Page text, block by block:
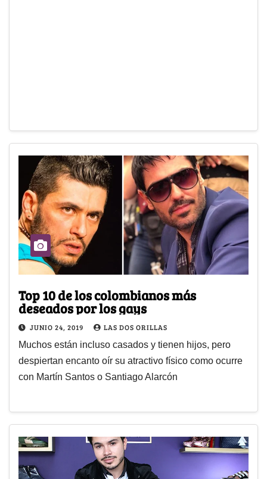
Top 10 de los colombianos más
deseados por los gays
JUNIO 24, 2019 LAS DOS ORILLAS
Muchos están incluso casados y tienen hijos, pero
despiertan encanto oír su atractivo físico como ocurre
con Martín Santos o Santiago Alarcón